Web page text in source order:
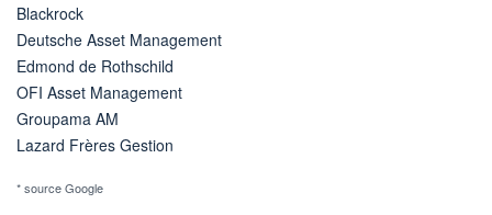
Blackrock
Deutsche Asset Management
Edmond de Rothschild
OFI Asset Management
Groupama AM
Lazard Frères Gestion
* source Google